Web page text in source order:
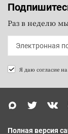
Раз в неделю
Я даю согласие на
Полная версия